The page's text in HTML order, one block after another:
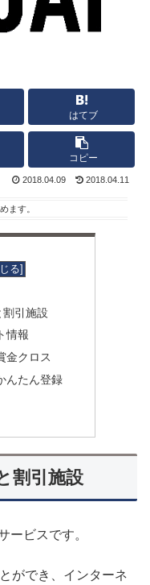
はてブ
コピー
2018.04.09 2018.04.11
ます。
引施設
情報
金クロス
んたん登録
割引施設
ービスです。
ができ、インターネ